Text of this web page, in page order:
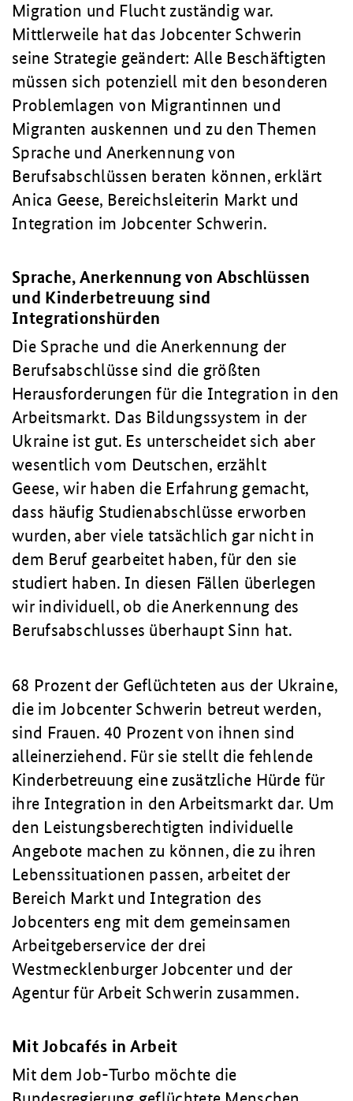
Migration und Flucht zuständig war.
Mittlerweile hat das Jobcenter Schwerin
seine Strategie geändert: Alle Beschäftigten
müssen sich potenziell mit den besonderen
Problemlagen von Migrantinnen und
Migranten auskennen und zu den Themen
Sprache und Anerkennung von
Berufsabschlüssen beraten können, erklärt
Anica Geese, Bereichsleiterin Markt und
Integration im Jobcenter Schwerin.
Sprache, Anerkennung von Abschlüssen
und Kinderbetreuung sind
Integrationshürden
Die Sprache und die Anerkennung der
Berufsabschlüsse sind die größten
Herausforderungen für die Integration in den
Arbeitsmarkt. Das Bildungssystem in der
Ukraine ist gut. Es unterscheidet sich aber
wesentlich vom Deutschen, erzählt
Geese, wir haben die Erfahrung gemacht,
dass häufig Studienabschlüsse erworben
wurden, aber viele tatsächlich gar nicht in
dem Beruf gearbeitet haben, für den sie
studiert haben. In diesen Fällen überlegen
wir individuell, ob die Anerkennung des
Berufsabschlusses überhaupt Sinn hat.
68 Prozent der Geflüchteten aus der Ukraine,
die im Jobcenter Schwerin betreut werden,
sind Frauen. 40 Prozent von ihnen sind
alleinerziehend. Für sie stellt die fehlende
Kinderbetreuung eine zusätzliche Hürde für
ihre Integration in den Arbeitsmarkt dar. Um
den Leistungsberechtigten individuelle
Angebote machen zu können, die zu ihren
Lebenssituationen passen, arbeitet der
Bereich Markt und Integration des
Jobcenters eng mit dem gemeinsamen
Arbeitgeberservice der drei
Westmecklenburger Jobcenter und der
Agentur für Arbeit Schwerin zusammen.
Mit Jobcafés in Arbeit
Mit dem Job-Turbo möchte die